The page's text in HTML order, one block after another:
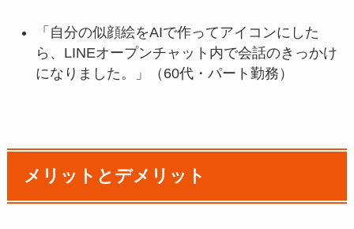
「自分の似顔絵をAIで作ってアイコンにした
ら、LINEオープンチャット内で会話のきっかけ
になりました。」（60代・パート勤務）
メリットとデメリット